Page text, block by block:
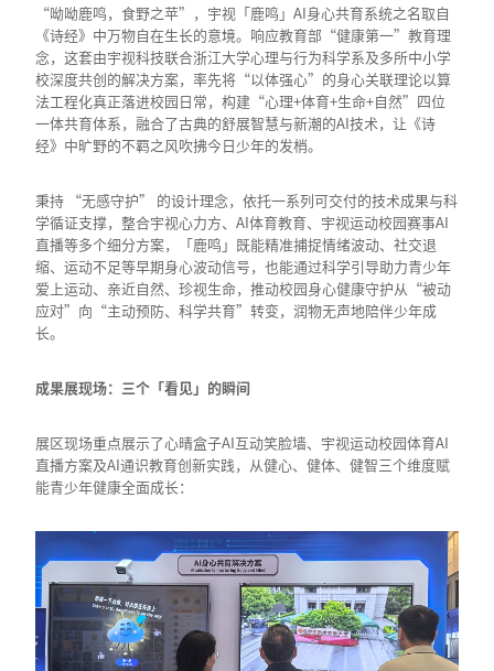
“呦呦鹿鸣，食野之苹”，宇视「鹿鸣」AI身心共育系统之名取自
《诗经》中万物自在生长的意境。响应教育部“健康第一”教育理
念，这套由宇视科技联合浙江大学心理与行为科学系及多所中小学
校深度共创的解决方案，率先将“以体强心”的身心关联理论以算
法工程化真正落进校园日常，构建“心理+体育+生命+自然”四位
一体共育体系，融合了古典的舒展智慧与新潮的AI技术，让《诗
经》中旷野的不羁之风吹拂今日少年的发梢。
秉持 “无感守护” 的设计理念，依托一系列可交付的技术成果与科
学循证支撑，整合宇视心力方、AI体育教育、宇视运动校园赛事AI
直播等多个细分方案，「鹿鸣」既能精准捕捉情绪波动、社交退
缩、运动不足等早期身心波动信号，也能通过科学引导助力青少年
爱上运动、亲近自然、珍视生命，推动校园身心健康守护从“被动
应对”向“主动预防、科学共育”转变，润物无声地陪伴少年成
长。
成果展现场：三个「看见」的瞬间
展区现场重点展示了心晴盒子AI互动笑脸墙、宇视运动校园体育AI
直播方案及AI通识教育创新实践，从健心、健体、健智三个维度赋
能青少年健康全面成长：